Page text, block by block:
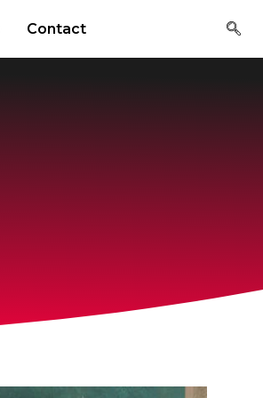
Contact